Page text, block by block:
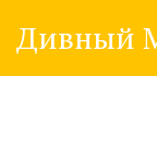
content
Дивный